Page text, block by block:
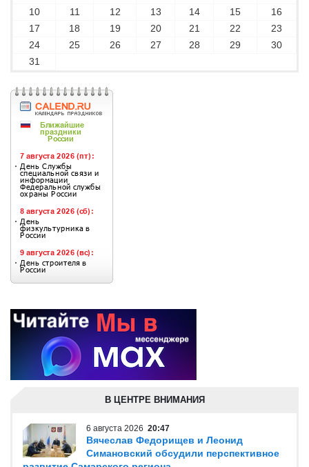
10
11 12 13 14 15
16
17
18 19 20 21 22
23
24
25 26 27 28 29
30
31
В ЦЕНТРЕ ВНИМАНИЯ
6 августа 2026 20:47
Вячеслав Федорищев и Леонид
Симановский обсудили перспективное